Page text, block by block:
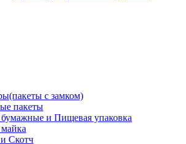
с замком)
пакеты
и Пищевая упаковка
Скотч